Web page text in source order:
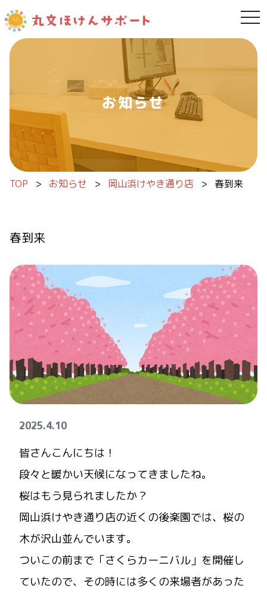
内容をスキップ
お知らせ
TOP > お知らせ > 岡山浜けやき通り店 > 春到来
春到来
2025.4.10
皆さんこんにちは！
段々と暖かい天候になってきましたね。
桜はもう見られましたか？
岡山浜けやき通り店の近くの後楽園では、桜の
木が沢山並んでいます。
ついこの前まで「さくらカーニバル」を開催し
ていたので、その時には多くの来場者があった